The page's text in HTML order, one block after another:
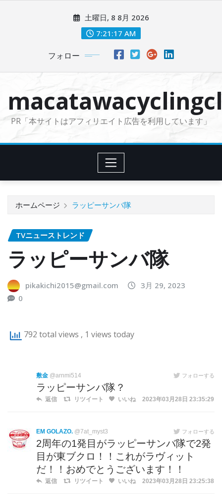
に
土曜日, 8 8月 2026
7:21:18 AM
フォロー
PR「本サイトはアフィリエイト広告を利用しています」
ホームページ ラッピーサンバ隊
TVニューストレンド
ラッピーサンバ隊
pikakichi2015@gmail.com
3月 29, 2023
0
792 total views , 1 views today
敷金 @arnmi514 フォローする
ラッピーサンバ隊？
返信 リツイート いいね 2023年03月28日 23:35:29
EM GOLAZO. @7at_myst3 フォローする
2周年の1発目がラッピーサンバ隊で2発
目が東ブクロ！！これがラヴィット
だ！！おめでとうございます！！
返信 リツイート いいね 2023年03月28日 23:25:38